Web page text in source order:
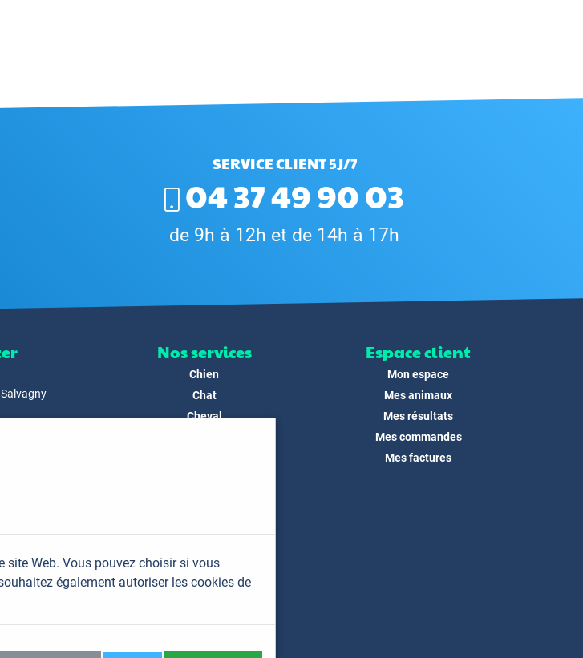
SERVICE CLIENT 5J/7
04 37 49 90 03
de 9h à 12h et de 14h à 17h
Nos services
Chien
Chat
Cheval
FAQ
Contact
Espace client
Mon espace
Mes animaux
Mes résultats
Mes commandes
Mes factures
site Web. Vous pouvez choisir si vous
également autoriser les cookies de